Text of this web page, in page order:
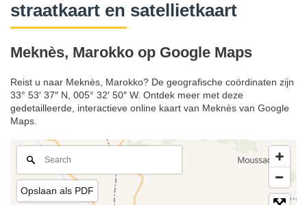
straatkaart en satellietkaart
Meknès, Marokko op Google Maps
Reist u naar Meknès, Marokko? De geografische coördinaten zijn
33° 53′ 37″ N, 005° 32′ 50″ W. Ontdek meer met deze
gedetailleerde, interactieve online kaart van Meknès van Google
Maps.
Opslaan als PDF